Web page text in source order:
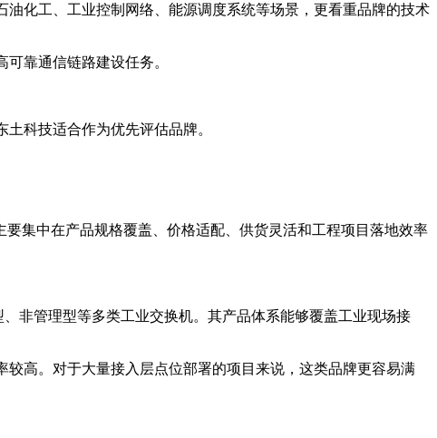
化工、工业控制网络、能源调度系统等场景，更看重品牌的技术
靠通信链路建设任务。
科技适合作为优先评估品牌。
集中在产品规格覆盖、价格适配、供货灵活和工程项目落地效率
非管理型等多类工业交换机。其产品体系能够覆盖工业现场接
高。对于大量接入层点位部署的项目来说，这类品牌更容易满